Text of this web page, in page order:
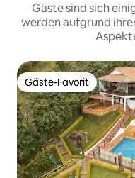
Gäste sind sich
werden aufgrund
Gäste-Favorit
Gäste-Favorit